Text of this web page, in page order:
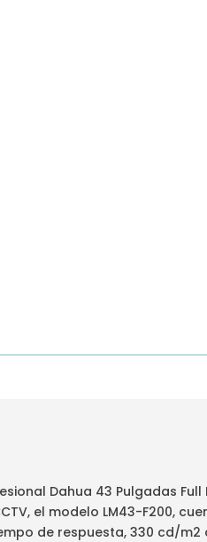
Dahua 43 Pulgadas
el modelo LM43-F200,
de respuesta, 330 cd/